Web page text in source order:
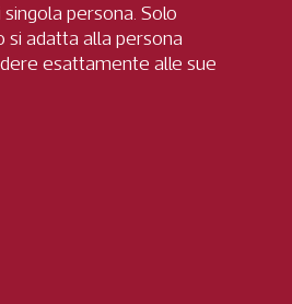
persona. Solo
si adatta alla persona
esattamente alle sue